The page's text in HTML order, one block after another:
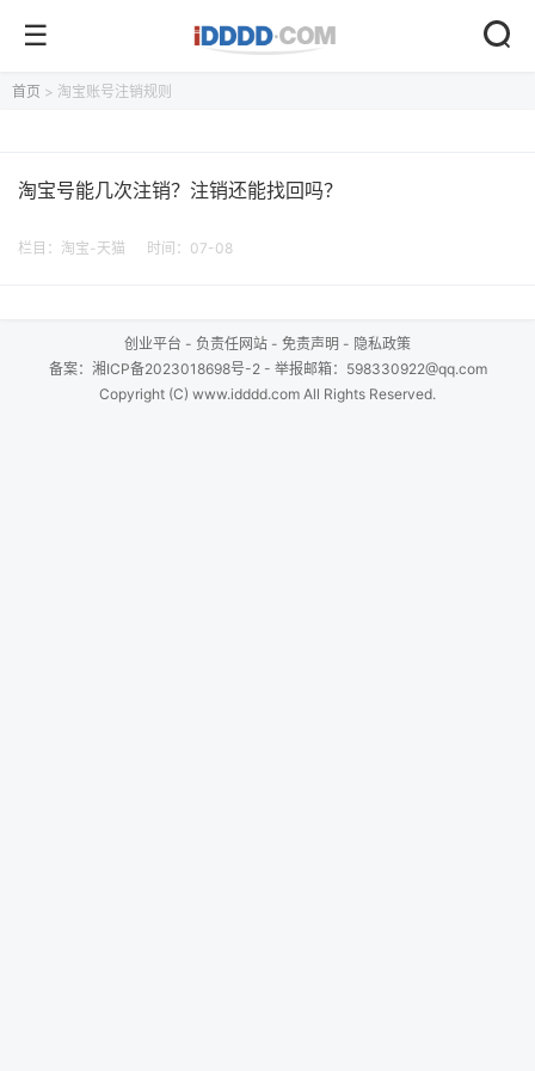
首页 > 淘宝账号注销规则
淘宝号能几次注销？注销还能找回吗？
栏目： 淘宝-天猫 时间：07-08
创业平台 - 负责任网站 - 免责声明 - 隐私政策
备案： 湘ICP备2023018698号-2- 举报邮箱：598330922@qq.com
Copyright (C) www.idddd.com All Rights Reserved.